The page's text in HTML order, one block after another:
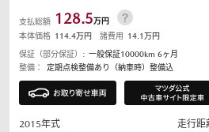
支払総額 128.5万円
本体価格 114.4万円 諸費用 14.1万円
保証（部分保証）: 一般保証10000km 6ヶ月
整備：
定期点検整備あり（納車時）整備込
2015年式 走行距